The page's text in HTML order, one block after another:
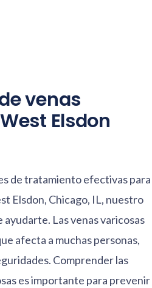
venas
Elsdon
de tratamiento efectivas para
Elsdon, Chicago, IL, nuestro
Las venas varicosas
afecta a muchas personas,
Comprender las
es importante para prevenir